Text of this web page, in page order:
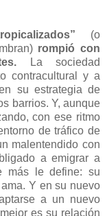
(o
rompió con
La sociedad
contracultural y a
su estrategia de
barrios. Y, aunque
con ese ritmo
de tráfico de
malentendido con
a emigrar a
más le define: su
Y en su nuevo
a un nuevo
es su relación